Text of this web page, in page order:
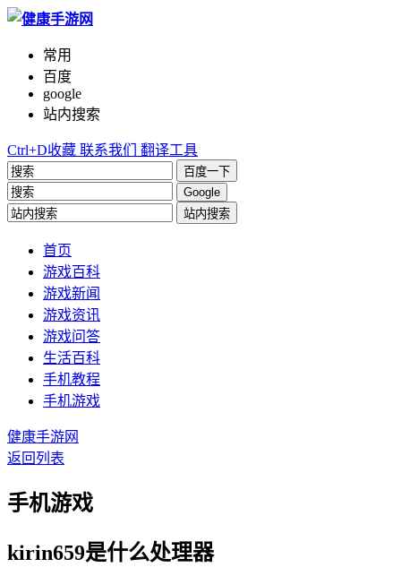
常用
百度
google
站内搜索
Ctrl+D收藏 联系我们 翻译工具
百度一下
Google
站内搜索
首页
游戏百科
游戏新闻
游戏资讯
游戏问答
生活百科
手机教程
手机游戏
健康手游网
返回列表
手机游戏
kirin659是什么处理器